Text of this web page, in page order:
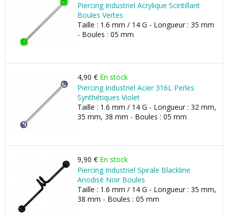
Piercing Industriel Acrylique Scintillant
Boules Vertes
Taille : 1.6 mm / 14 G - Longueur : 35 mm
- Boules : 05 mm
4,90 € En stock
Piercing Industriel Acier 316L Perles
Synthétiques Violet
Taille : 1.6 mm / 14 G - Longueur : 32 mm,
35 mm, 38 mm - Boules : 05 mm
9,90 € En stock
Piercing Industriel Spirale Blackline
Anodisé Noir Boules
Taille : 1.6 mm / 14 G - Longueur : 35 mm,
38 mm - Boules : 05 mm